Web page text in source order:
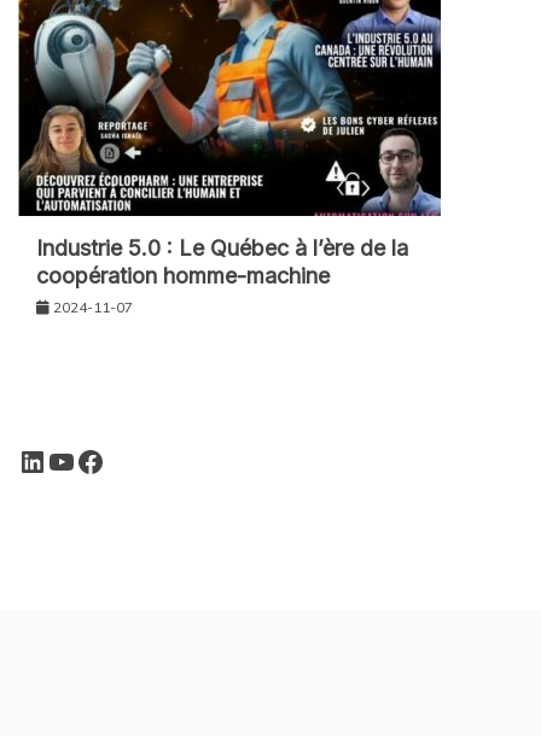
Industrie 5.0 : Le Québec à l’ère de la
coopération homme-machine
2024-11-07